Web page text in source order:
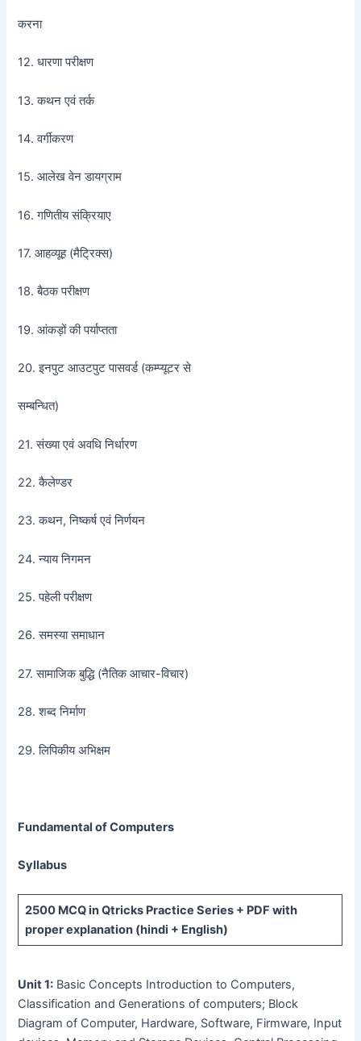
करना
12. धारणा परीक्षण
13. कथन एवं तर्क
14. वर्गीकरण
15. आलेख वेन डायग्राम
16. गणितीय संक्रियाए
17. आहव्यूह (मैट्रिक्स)
18. बैठक परीक्षण
19. आंकड़ों की पर्याप्तता
20. इनपुट आउटपुट पासवर्ड (कम्प्यूटर से
सम्बन्धित)
21. संख्या एवं अवधि निर्धारण
22. कैलेण्डर
23. कथन, निष्कर्ष एवं निर्णयन
24. न्याय निगमन
25. पहेली परीक्षण
26. समस्या समाधान
27. सामाजिक बुद्धि (नैतिक आचार-विचार)
28. शब्द निर्माण
29. लिपिकीय अभिक्षम
Fundamental of Computers
Syllabus
2500 MCQin Qtricks Practice Series + PDF with
proper explanation (hindi + English)
Unit 1: Basic Concepts Introduction to Computers,
Classification and Generations of computers; Block
Diagram of Computer, Hardware, Software, Firmware, Input